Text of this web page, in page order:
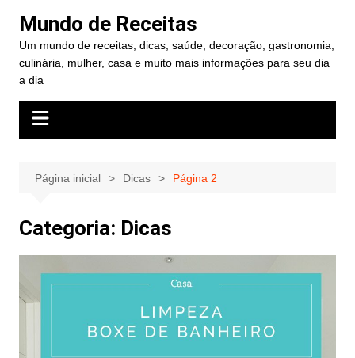
para
conteúdo
Mundo de Receitas
Um mundo de receitas, dicas, saúde, decoração, gastronomia,
culinária, mulher, casa e muito mais informações para seu dia
a dia
Página inicial Dicas Página 2
Categoria: Dicas